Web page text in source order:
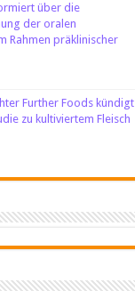
über die
der oralen
Rahmen präklinischer
Further Foods kündigt
zu kultiviertem Fleisch